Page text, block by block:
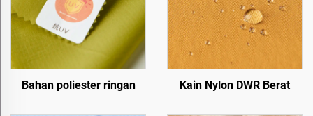
Bahan poliester ringan Kain Nylon DWR Berat